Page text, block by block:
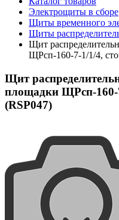
Электрощиты в сборе
Щиты временного
Щиты
Щит
ЩРсп-160-7-1/1/4,
Щит
площадки ЩРсп-160-
(RSP047)